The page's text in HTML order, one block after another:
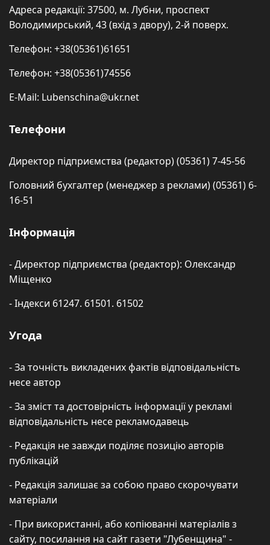
Адреса редакції: 37500, м. Лубни, проспект
Володимирський, 43 (вхід з двору), 2-й поверх.
Телефон: +38(05361)61651
Телефон: +38(05361)74556
E-Mail: Lubenschina@ukr.net
Телефони
Директор підприємства (редактор) (05361) 7-45-56
Головний бухгалтер (менеджер з реклами) (05361) 6-
16-51
Інформація
- Директор підприємства (редактор): Олександр
Міщенко
- Індекси 61247. 61501. 61502
Угода
- За точність викладених фактів відповідальність
несе автор
- За зміст та достовірність інформації у рекламі
відповідальність несе рекламодавець
- Редакція не завжди поділяє позицію авторів
публікацій
- Редакція залишає за собою право скорочувати
матеріали
- При використанні, або копіюванні матеріалів з
сайту, посилання на сайт газети "Лубенщина" -